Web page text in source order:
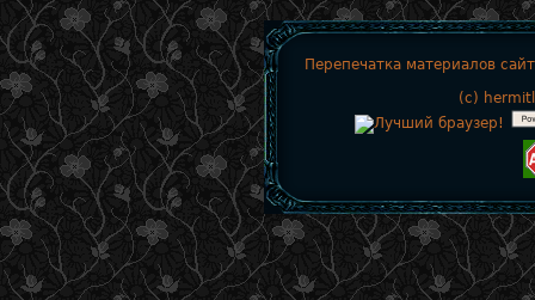
Перепечатка материалов
(c)